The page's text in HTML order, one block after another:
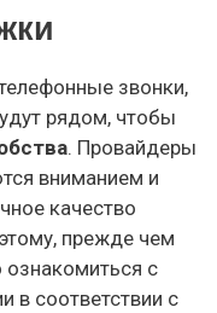
звонки,
рядом, чтобы
. Провайдеры
вниманием и
качество
прежде чем
с
в соответствии с